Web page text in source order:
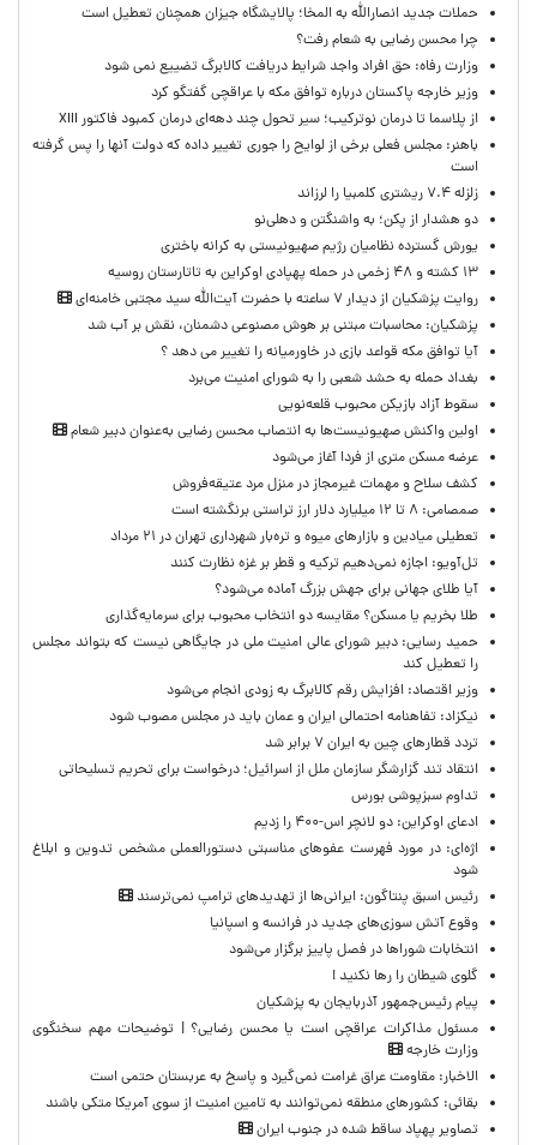
حملات جدید انصارالله به المخا؛ پالایشگاه جیزان همچنان تعطیل است
چرا محسن رضایی به شعام رفت؟
وزارت رفاه: حق افراد واجد شرایط دریافت کالابرگ تضییع نمی شود
وزیر خارجه پاکستان درباره توافق مکه با عراقچی گفتگو کرد
از پلاسما تا درمان نوترکیب؛ سیر تحول چند دهه‌ای درمان کمبود فاکتور XIII
باهنر: مجلس فعلی برخی از لوایح را جوری تغییر داده که دولت آنها را پس گرفته
است
زلزله ۷.۴ ریشتری کلمبیا را لرزاند
دو هشدار از پکن؛ به واشنگتن و دهلی‌نو
یورش گسترده نظامیان رژیم صهیونیستی به کرانه باختری
۱۳ کشته و ۴۸ زخمی در حمله پهپادی اوکراین به تاتارستان روسیه
روایت پزشکیان از دیدار ۷ ساعته با حضرت آیت‌الله سید مجتبی خامنه‌ای
پزشکیان: محاسبات مبتنی بر هوش مصنوعی دشمنان، نقش بر آب شد
آیا توافق مکه قواعد بازی در خاورمیانه را تغییر می دهد ؟
بغداد حمله به حشد شعبی را به شورای امنیت می‌برد
سقوط آزاد بازیکن محبوب قلعه‌نویی
اولین واکنش صهیونیست‌ها به انتصاب محسن رضایی به‌عنوان دبیر شعام
عرضه مسکن متری از فردا آغاز می‌شود
کشف سلاح و مهمات غیرمجاز در منزل مرد عتیقه‌فروش
صمصامی: ۸ تا ۱۲ میلیارد دلار ارز تراستی برنگشته است
تعطیلی میادین و بازارهای میوه و تره‌بار شهرداری تهران در ۲۱ مرداد
تل‌آویو: اجازه نمی‌دهیم ترکیه و قطر بر غزه نظارت کنند
آیا طلای جهانی برای جهش بزرگ آماده می‌شود؟
طلا بخریم یا مسکن؟ مقایسه دو انتخاب محبوب برای سرمایه‌گذاری
حمید رسایی: دبیر شورای عالی امنیت ملی در جایگاهی نیست که بتواند مجلس
را تعطیل کند
وزیر اقتصاد: افزایش رقم کالابرگ به زودی انجام می‌شود
نیکزاد: تفاهنامه احتمالی ایران و عمان باید در مجلس مصوب شود
تردد قطارهای چین به ایران ۷ برابر شد
انتقاد تند گزارشگر سازمان ملل از اسرائیل؛ درخواست برای تحریم تسلیحاتی
تداوم سبزپوشی بورس
ادعای اوکراین: دو لانچر اس-۴۰۰ را زدیم
اژه‌ای: در مورد فهرست عفوهای مناسبتی دستورالعملی مشخص تدوین و ابلاغ
شود
رئیس اسبق پنتاگون: ایرانی‌ها از تهدیدهای ترامپ نمی‌ترسند
وقوع آتش سوزی‌های جدید در فرانسه و اسپانیا
انتخابات شوراها در فصل پاییز برگزار می‌شود
گلوی شیطان را رها نکنید !
پیام رئیس‌جمهور آذربایجان به پزشکیان
مسئول مذاکرات عراقچی است یا محسن رضایی؟ | توضیحات مهم سخنگوی
وزارت خارجه
الاخبار: مقاومت عراق غرامت نمی‌گیرد و پاسخ به عربستان حتمی است
بقائی: کشورهای منطقه نمی‌توانند به تامین امنیت از سوی آمریکا متکی باشند
تصاویر پهپاد ساقط شده در جنوب ایران